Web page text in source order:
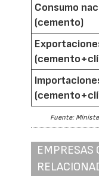
Consumo
(cemento)
Fuente:
EMPRESAS